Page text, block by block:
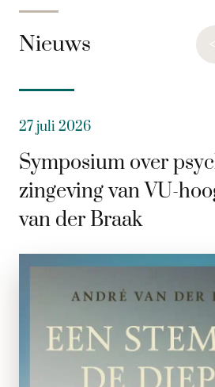
Nieuws
27 juli 2026
Symposium over
zingeving van VU-
van der Braak